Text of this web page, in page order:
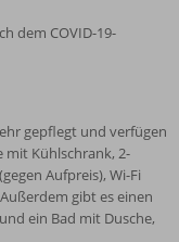
dem COVID-19-
gepflegt und verfügen
mit Kühlschrank, 2-
Aufpreis), Wi-Fi
gibt es einen
ein Bad mit Dusche,